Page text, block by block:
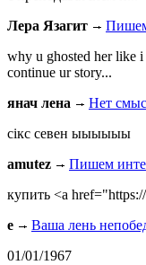
Лера Язагит
why u ghosted her like
continue ur story...
янач лена
Нет
сiкс севен ыыыыыы
amutez
Пишем
купить <a
e
Ваша лень
01/01/1967